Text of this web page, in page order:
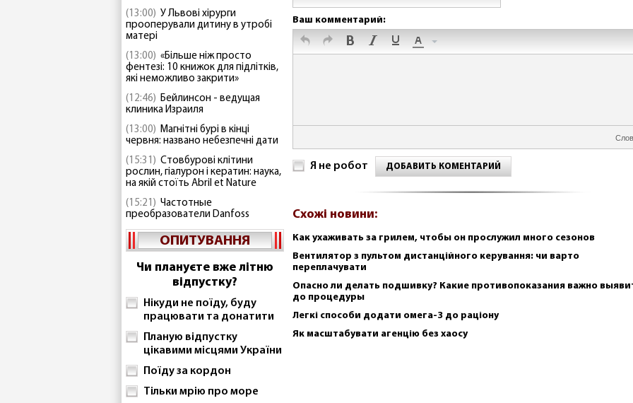
(13:00) У Львові хірурги
прооперували дитину в утробі
матері
(13:00) «Більше ніж просто
фентезі: 10 книжок для підлітків,
які неможливо закрити»
(12:46) Бейлинсон - ведущая
клиника Израиля
(13:00) Магнітні бурі в кінці
червня: названо небезпечні дати
(15:31) Стовбурові клітини
рослин, гіалурон і кератин: наука,
на якій стоїть Abril et Nature
(15:21) Частотные
преобразователи Danfoss
ОПИТУВАННЯ
Чи плануєте вже літню
відпустку?
Нікуди не поїду, буду
працювати та донатити
Планую відпустку
цікавими місцями України
Поїду за кордон
Тільки мрію про море
Ваш комментарий:
Я не робот ДОБАВИТЬ КОМЕНТАРИЙ
Схожі новини:
Как ухаживать за грилем, чтобы он прослужил много сезонов
Вентилятор з пультом дистанційного керування: чи варто
переплачувати
Опасно ли делать подшивку? Какие противопоказания важно
до процедуры
Легкі способи додати омега-3 до раціону
Як масштабувати агенцію без хаосу